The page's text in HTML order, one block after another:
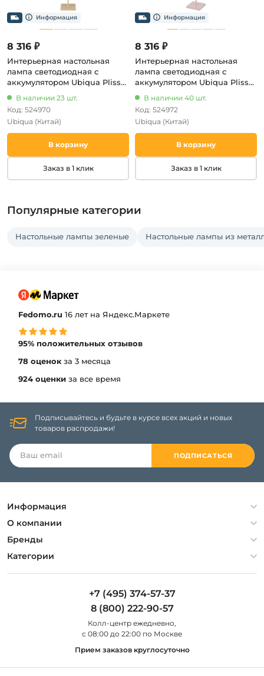
8 316 ₽
Интерьерная настольная
лампа светодиодная с
аккумулятором Ubiqua Plissè
сенсорный выключатель,
IP54)
В наличии 23 шт.
Код: 524970
Ubiqua (Китай)
В корзину
Заказ в 1 клик
8 316 ₽
Интерьерная настольная
лампа светодиодная с
аккумулятором Ubiqua Plissè
сенсорный выключатель,
IP54)
В наличии 40 шт.
Код: 524972
Ubiqua (Китай)
В корзину
Заказ в 1 клик
Популярные категории
Настольные лампы зеленые Настольные лампы из
Fedomo.ru 16 лет на Яндекс.Маркете
95% положительных отзывов
78 оценок за 3 месяца
924 оценки за все время
Подписывайтесь и будьте в курсе всех акций и новых
товаров распродажи!
ПОДПИСАТЬСЯ
Информация
Политика конфиденциальности
Гарантия
Оплата и доставка
О компании
О компании
Контакты
Бренды
Artelamp
Категории
Люстры
Уличные светильники
+7 (495) 374-57-37
8 (800) 222-90-57
Колл-центр eжедневно,
с 08:00 до 22:00 по Москве
Прием заказов круглосуточно